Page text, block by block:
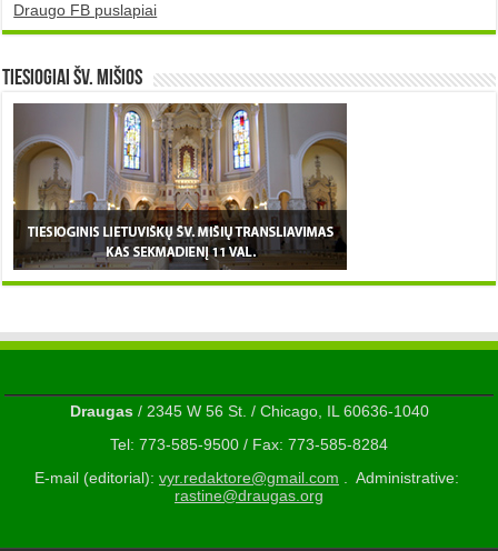
Draugo FB puslapiai
TIESIOGIAI šv. MIŠIOS
Draugas/ 2345 W 56 St. / Chicago, IL 60636-1040
Tel: 773-585-9500 / Fax: 773-585-8284
E-mail (editorial): vyr.redaktore@gmail.com . Administrative:
rastine@draugas.org